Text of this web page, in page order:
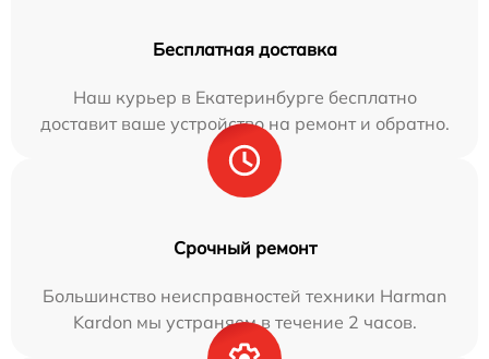
Бесплатная доставка
Наш курьер в Екатеринбурге бесплатно
доставит ваше устройство на ремонт и обратно.
Срочный ремонт
Большинство неисправностей техники Harman
Kardon мы устраняем в течение 2 часов.